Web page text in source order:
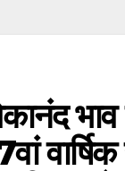
भाव